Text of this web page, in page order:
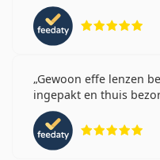
Gewoon effe lenzen
ingepakt en thuis